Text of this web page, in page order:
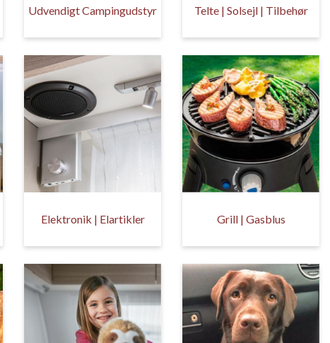
Udvendigt Campingudstyr Telte | Solsejl | Tilbehør
Elektronik | Elartikler Grill | Gasblus